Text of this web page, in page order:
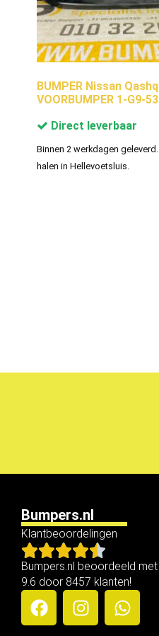
BUMPER Nissan
VOORBUMPER 1-G9-
Direct leverbaar
Binnen 2 werkdagen
halen in Hellevoetsluis.
Bumpers.nl
Klantbeoordelingen
Bumpers.nl beoordeeld
9.6 door 8457 klanten!